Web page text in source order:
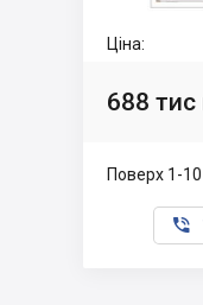
Ціна:
688 тис
Поверх 1-
